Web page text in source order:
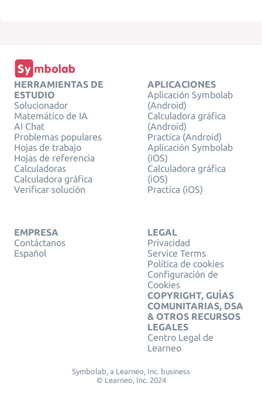
HERRAMIENTAS DE
ESTUDIO
Solucionador
Matemático de IA
AI Chat
Problemas populares
Hojas de trabajo
Hojas de referencia
Calculadoras
Calculadora gráfica
Verificar solución
APLICACIONES
Aplicación Symbolab
(Android)
Calculadora gráfica
(Android)
Practica (Android)
Aplicación Symbolab
(iOS)
Calculadora gráfica
(iOS)
Practica (iOS)
EMPRESA
Contáctanos
Español
LEGAL
Privacidad
Service Terms
Política de cookies
Configuración de
Cookies
COPYRIGHT, GUÍAS
COMUNITARIAS, DSA
& OTROS RECURSOS
LEGALES
Centro Legal de
Learneo
Symbolab, a Learneo, Inc. business
© Learneo, Inc. 2024